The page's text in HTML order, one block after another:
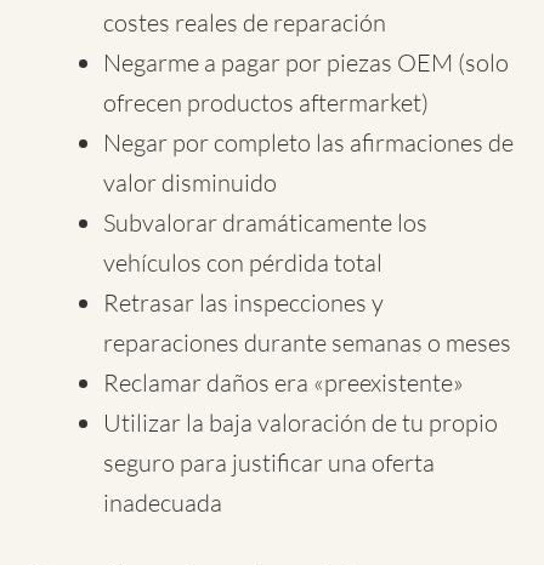
costes reales de reparación
Negarme a pagar por piezas OEM (solo
ofrecen productos aftermarket)
Negar por completo las afirmaciones de
valor disminuido
Subvalorar dramáticamente los
vehículos con pérdida total
Retrasar las inspecciones y
reparaciones durante semanas o meses
Reclamar daños era «preexistente»
Utilizar la baja valoración de tu propio
seguro para justificar una oferta
inadecuada